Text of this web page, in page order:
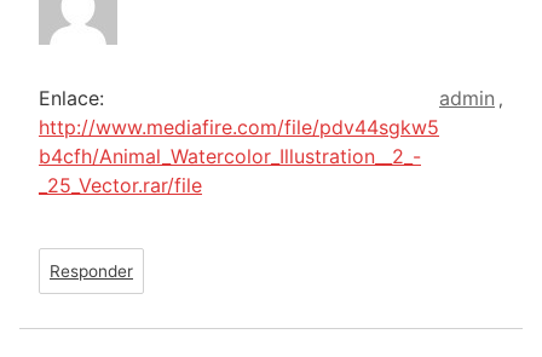
admin ,
Enlace:
http://www.mediafire.com/file/pdv44sgkw5
b4cfh/Animal_Watercolor_Illustration__2_-
_25_Vector.rar/file
Responder